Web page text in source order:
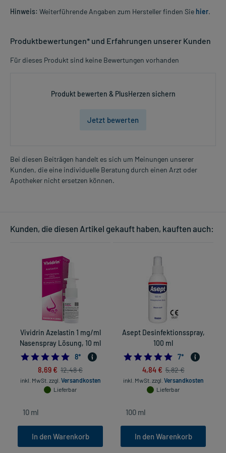
Hinweis: Weiterführende Angaben zum Hersteller finden Sie hier.
Produktbewertungen* und Erfahrungen unserer Kunden
Für dieses Produkt sind keine Bewertungen vorhanden
Produkt bewerten & PlusHerzen sichern
Jetzt bewerten
Bei diesen Beiträgen handelt es sich um Meinungen unserer
Kunden, die eine individuelle Beratung durch einen Arzt oder
Apotheker nicht ersetzen können.
Kunden, die diesen Artikel gekauft haben, kauften auch:
Vividrin Azelastin 1 mg/ml
Nasenspray Lösung, 10 ml
4.875
8*
8,69 € 12,48 €
inkl. MwSt. zzgl. Versandkosten
Lieferbar
In den Warenkorb
Asept Desinfektionsspray,
100 ml
5.0
7*
4,84 € 5,82 €
inkl. MwSt. zzgl. Versandkosten
Lieferbar
In den Warenkorb